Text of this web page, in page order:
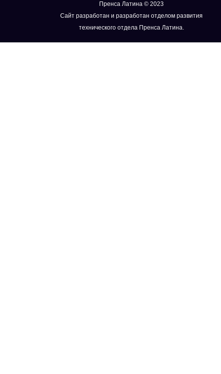
Пренса Латина © 2023
Сайт разработан и разработан отделом развития
технического отдела Пренса Латина.